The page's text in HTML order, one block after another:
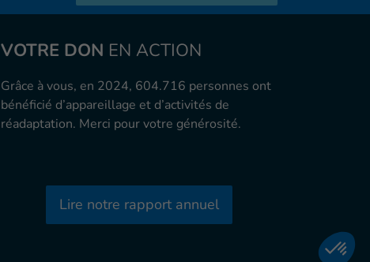
VOTRE DON EN ACTION
Grâce à vous, en 2024, 604.716 personnes ont
bénéficié d’appareillage et d’activités de
réadaptation. Merci pour votre générosité.
Lire notre rapport annuel